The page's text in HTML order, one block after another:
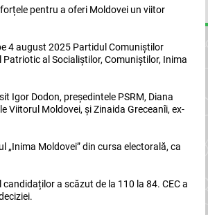
pentru a oferi Moldovei un viitor
4 august 2025 Partidul Comuniștilor
al Socialiștilor, Comuniștilor, Inima
Igor Dodon, președintele PSRM, Diana
Viitorul Moldovei, și Zinaida Greceanîi, ex-
„Inima Moldovei” din cursa electorală, ca
a scăzut de la 110 la 84. CEC a